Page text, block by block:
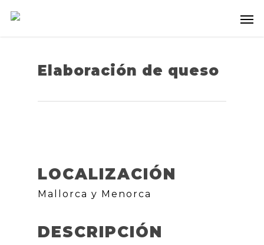
Elaboración de queso
LOCALIZACIÓN
Mallorca y Menorca
DESCRIPCIÓN